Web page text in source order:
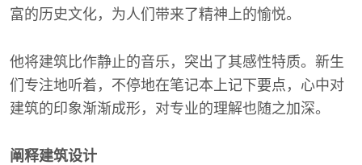
富的历史文化，为人们带来了精神上的愉悦。
他将建筑比作静止的音乐，突出了其感性特质。新生
们专注地听着，不停地在笔记本上记下要点，心中对
建筑的印象渐渐成形，对专业的理解也随之加深。
阐释建筑设计